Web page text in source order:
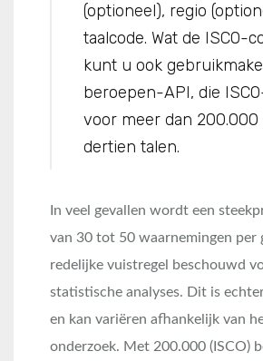
(optioneel), regio
taalcode. Wat de ISCO-
kunt u ook
beroepen-API, die
voor meer dan
dertien talen.
In veel gevallen wordt een
van 30 tot 50 waarnemingen per
redelijke vuistregel beschouwd
statistische analyses. Dit is
en kan variëren afhankelijk van
onderzoek. Met 200.000 (ISCO)